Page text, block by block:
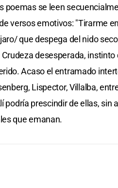
poemas se leen
versos emotivos: "Tirarme
que despega del nido
desesperada,
Acaso el entramado
Lispector, Villalba,
podría prescindir de ellas,
que emanan.